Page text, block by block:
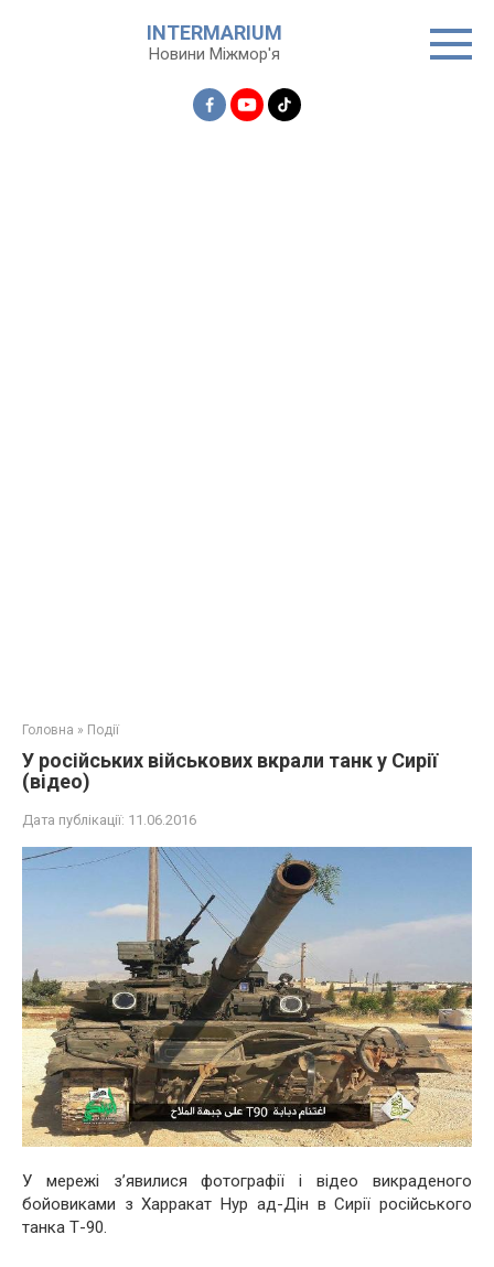
INTERMARIUM
Новини Міжмор'я
Головна » Події
У російських військових вкрали танк у Сирії
(відео)
Дата публікації: 11.06.2016
У мережі з’явилися фотографії і відео викраденого
бойовиками з Харракат Нур ад-Дін в Сирії російського
танка Т-90.